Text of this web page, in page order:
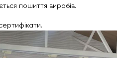
пошиття виробів.